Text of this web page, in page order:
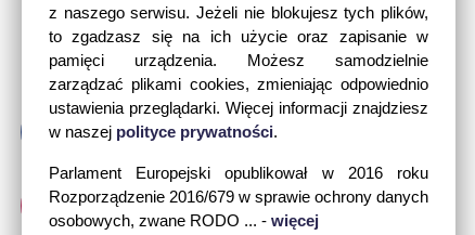
z naszego serwisu. Jeżeli nie blokujesz tych plików,
to zgadzasz się na ich użycie oraz zapisanie w
pamięci urządzenia. Możesz samodzielnie
zarządzać plikami cookies, zmieniając odpowiednio
ustawienia przeglądarki. Więcej informacji znajdziesz
w naszej polityce prywatności.
Parlament Europejski opublikował w 2016 roku
Rozporządzenie 2016/679 w sprawie ochrony danych
osobowych, zwane RODO ... - więcej